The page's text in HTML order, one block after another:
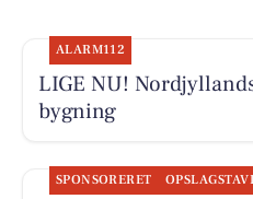
ALARM112
LIGE NU!
bygning
SPONSORERET